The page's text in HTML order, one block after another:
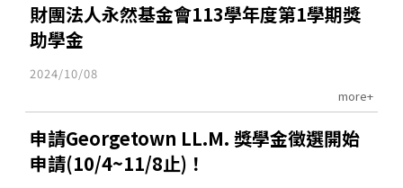
財團法人永然基金會113學年度第1學期獎
助學金
2024/10/08
more+
申請Georgetown LL.M. 獎學金徵選開始
申請(10/4~11/8止)！